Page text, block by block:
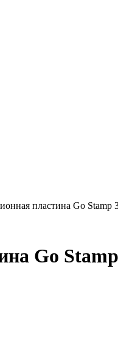
пластина Go Stamp
Go